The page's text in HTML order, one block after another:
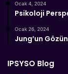
Ocak 4, 2024
Psikoloji
Ocak 26, 2024
Jung’un
IPSYSO Blog